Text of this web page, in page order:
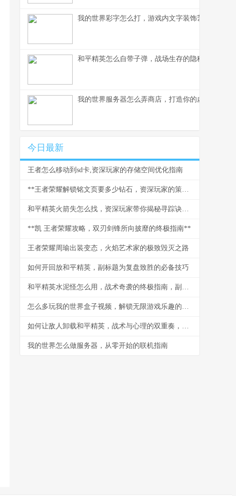
我的世界彩字怎么打，游戏内文字装饰艺术指南
和平精英怎么自带子弹，战场生存的隐秘法则
我的世界服务器怎么弄商店，打造你的虚拟商业帝
今日最新
王者怎么移动到sd卡,资深玩家的存储空间优化指南
**王者荣耀解锁铭文页要多少钻石，资深玩家的策略与情怀**
和平精英火箭失怎么找，资深玩家带你揭秘寻踪诀窍副标题
**凯 王者荣耀攻略，双刃剑锋所向披靡的终极指南**
王者荣耀周瑜出装变态，火焰艺术家的极致毁灭之路
如何开回放和平精英，副标题为复盘致胜的必备技巧
和平精英水泥怪怎么用，战术奇袭的终极指南，副标题，水泥丛林中的隐形杀手
怎么多玩我的世界盒子视频，解锁无限游戏乐趣的钥匙
如何让敌人卸载和平精英，战术与心理的双重奏，副标题，一场没有硝烟的战争
我的世界怎么做服务器，从零开始的联机指南